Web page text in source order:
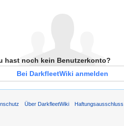
hast noch kein Benutzerkonto?
Bei DarkfleetWiki anmelden
Über DarkfleetWiki Haftungsausschluss